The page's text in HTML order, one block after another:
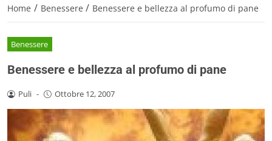
Home / Benessere / Benessere e bellezza al profumo di pane
Benessere
Benessere e bellezza al profumo di pane
Puli - Ottobre 12, 2007